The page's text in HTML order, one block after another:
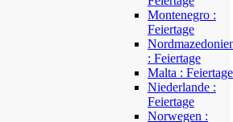
Montenegro :
Feiertage
: Feiertage
Malta : Feiertage
Niederlande :
Feiertage
Norwegen :